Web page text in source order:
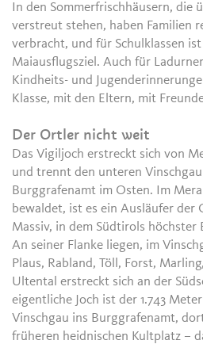
In den Sommerfrischhäusern, die
verstreut stehen, haben Familien
verbracht, und für Schulklassen
Maiausflugsziel. Auch für
Kindheits- und
Klasse, mit den Eltern, mit
Der Ortler nicht weit
Das Vigiljoch erstreckt sich von
und trennt den unteren
Burggrafenamt im Osten. Im
bewaldet, ist es ein Ausläufer der
Massiv, in dem Südtirols höchster
An seiner Flanke liegen, im
Plaus, Rabland, Töll, Forst,
Ultental erstreckt sich an der
eigentliche Joch ist der 1.743
Vinschgau ins Burggrafenamt,
früheren heidnischen Kultplatz –